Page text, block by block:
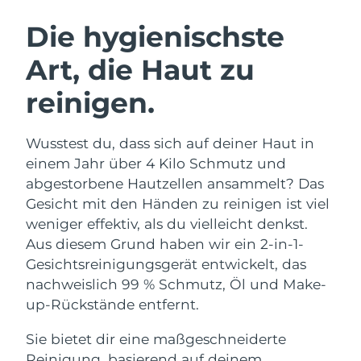
Die hygienischste
Art, die Haut zu
reinigen.
Wusstest du, dass sich auf deiner Haut in
einem Jahr über 4 Kilo Schmutz und
abgestorbene Hautzellen ansammelt? Das
Gesicht mit den Händen zu reinigen ist viel
weniger effektiv, als du vielleicht denkst.
Aus diesem Grund haben wir ein 2-in-1-
Gesichtsreinigungsgerät entwickelt, das
nachweislich 99 % Schmutz, Öl und Make-
up-Rückstände entfernt.
Sie bietet dir eine maßgeschneiderte
Gesichtsreinigung
Anti-aging massage
LUNA™ 4 Plus
Massage, LED heating
LUNA™ 4 Men
For men, anti-aging massage
Microcurrent toning
BEAR™ 2 go
Microcurrent toning on-the-go
BEAR™ 2 eyes & lips
Microcurrent line smoothing device
Hydratisierung
UFO™ 3 Set
Deep facial hydration
UFO™ 3 LED
device
Mundpflege
issa™ 4
Hybrid silicone sonic toothbrush
issa™ 4 plus
FAQ™ ANTI-AGING-BEHANDLUNG
Anti-aging LED-Behandlungen
NEW
Australien
Erwartete Lieferung
Österreich
Bahrain
Erwartete Lieferung
10/08/2026
Belgien
Erwartete Lieferung
09/08/2026
Bermuda
Erwartete Lieferung
15/08/2026
Bosnien und